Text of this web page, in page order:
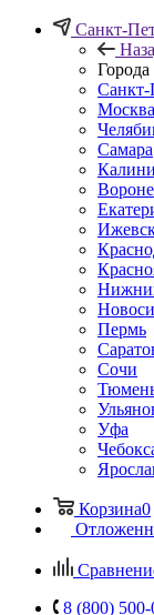
Санкт-
Города
Санкт-
Москва
Самара
Пермь
Сочи
Уфа
Корзина0
8 (800) 500-